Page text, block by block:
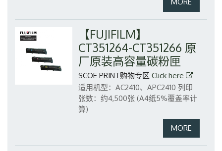
【FUJIFILM】
CT351264-CT351266 原
厂原装高容量碳粉匣
SCOE PRINT购物专区 Click here
适用机型：AC2410、APC2410 列印
张数：约4,500张 (A4纸5%覆盖率计
算)